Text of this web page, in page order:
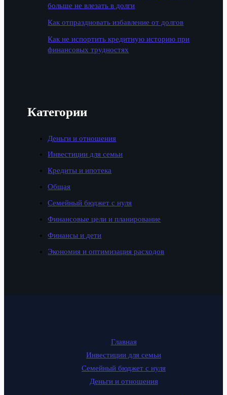
больше не влезать в долги
Как отпраздновать избавление от долгов
Как не испортить кредитную историю при
финансовых трудностях
Категории
Деньги и отношения
Инвестиции для семьи
Кредиты и ипотека
Общая
Семейный бюджет с нуля
Финансовые цели и планирование
Финансы и дети
Экономия и оптимизация расходов
Главная
Инвестиции для семьи
Семейный бюджет с нуля
Деньги и отношения